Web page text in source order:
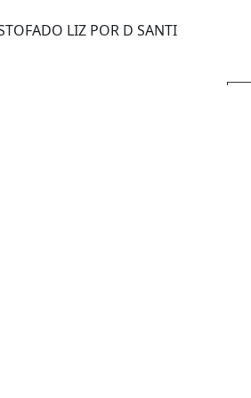
LIZ POR D SANTI